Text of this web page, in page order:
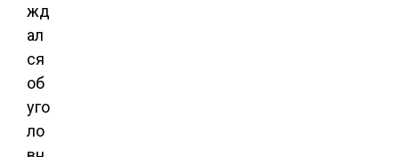
жд
ал
ся
об
уго
ло